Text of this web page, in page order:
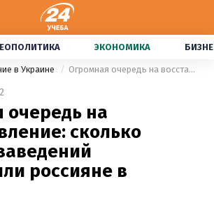
ЭКОНОМИКА
в Украине Огромная очередь на восстановление: сколько учебных заведений уничтожили россияне в Украине
2
очередь на
сколько
россияне в